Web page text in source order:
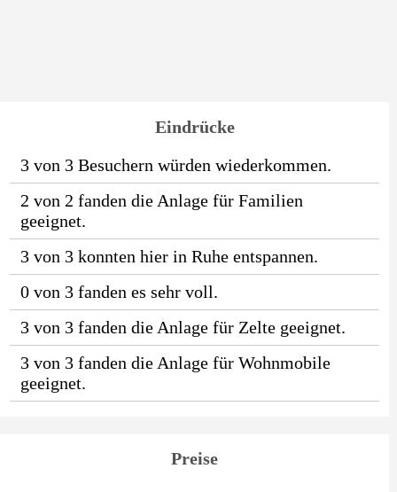
Eindrücke
3 von 3 Besuchern würden wiederkommen.
2 von 2 fanden die Anlage für Familien
geeignet.
3 von 3 konnten hier in Ruhe entspannen.
0 von 3 fanden es sehr voll.
3 von 3 fanden die Anlage für Zelte geeignet.
3 von 3 fanden die Anlage für Wohnmobile
geeignet.
Preise